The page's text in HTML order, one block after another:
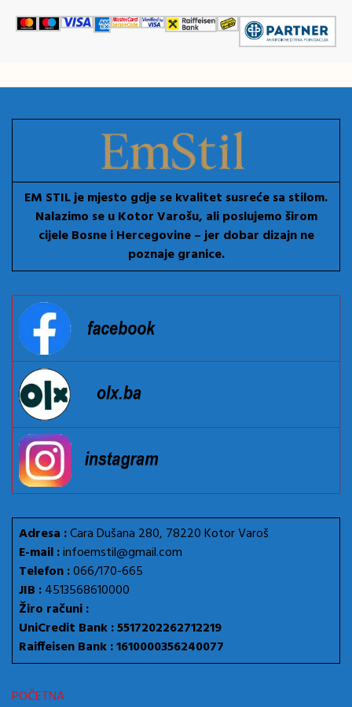
EM STIL je mjesto gdje se kvalitet susreće sa stilom.
Nalazimo se u Kotor Varošu, ali poslujemo širom
cijele Bosne i Hercegovine – jer dobar dizajn ne
poznaje granice.
Adresa :Cara Dušana 280, 78220 Kotor Varoš
E-mail :infoemstil@gmail.com
Telefon :066/170-665
JIB :4513568610000
Žiro računi :
UniCredit Bank : 5517202262712219
Raiffeisen Bank : 1610000356240077
POČETNA